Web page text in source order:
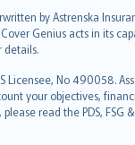
by Astrenska
Genius acts in its
details.
Licensee, No 490058.
your objectives,
read the PDS, FSG